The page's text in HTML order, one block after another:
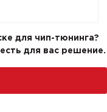
для чип-тюнинга?
для вас решение.